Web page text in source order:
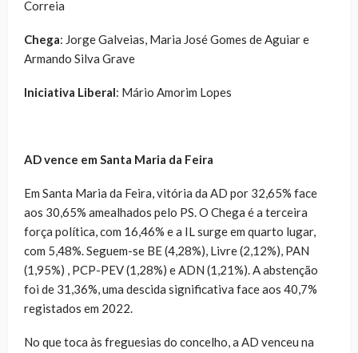
Correia
Chega: Jorge Galveias, Maria José Gomes de Aguiar e
Armando Silva Grave
Iniciativa Liberal: Mário Amorim Lopes
AD vence em Santa Maria da Feira
Em Santa Maria da Feira, vitória da AD por 32,65% face
aos 30,65% amealhados pelo PS. O Chega é a terceira
força política, com 16,46% e a IL surge em quarto lugar,
com 5,48%. Seguem-se BE (4,28%), Livre (2,12%), PAN
(1,95%) , PCP-PEV (1,28%) e ADN (1,21%). A abstenção
foi de 31,36%, uma descida significativa face aos 40,7%
registados em 2022.
No que toca às freguesias do concelho, a AD venceu na